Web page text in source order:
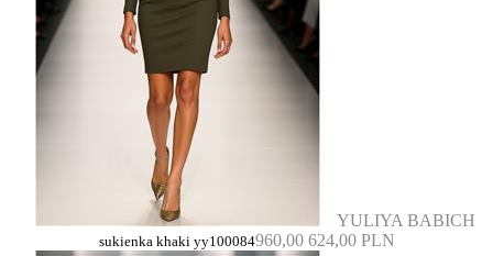
YULIYA BABICH
sukienka khaki yy100084960,00 624,00 PLN